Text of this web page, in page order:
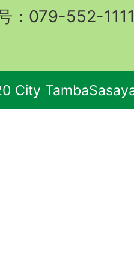
：079-552-
City